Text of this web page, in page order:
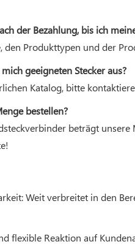
der Bezahlung, bis ich
den Produkttypen und der
geeigneten Stecker aus?
Katalog, bitte
bestellen?
beträgt
Weit verbreitet in den
flexible Reaktion auf